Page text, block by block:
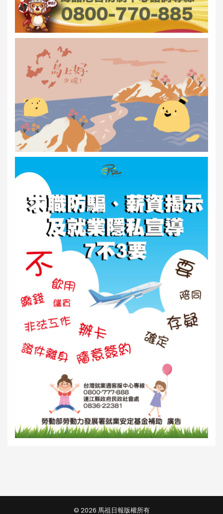
© 2026 馬祖日報版權所有